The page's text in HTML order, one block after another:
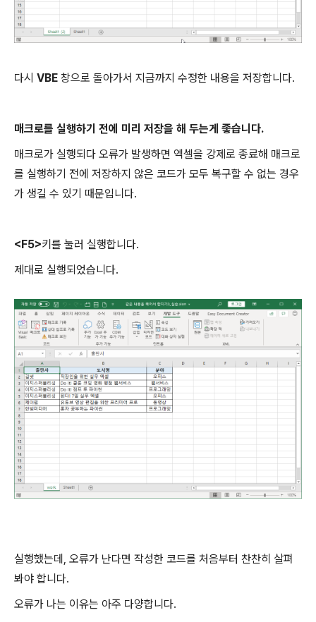
다시 VBE 창으로 돌아가서 지금까지 수정한 내용을 저장합니다.
매크로를 실행하기 전에 미리 저장을 해 두는게 좋습니다.
매크로가 실행되다 오류가 발생하면 엑셀을 강제로 종료해 매크로
를 실행하기 전에 저장하지 않은 코드가 모두 복구할 수 없는 경우
가 생길 수 있기 때문입니다.
<F5>키를 눌러 실행합니다.
제대로 실행되었습니다.
실행했는데, 오류가 난다면 작성한 코드를 처음부터 찬찬히 살펴
봐야 합니다.
오류가 나는 이유는 아주 다양합니다.